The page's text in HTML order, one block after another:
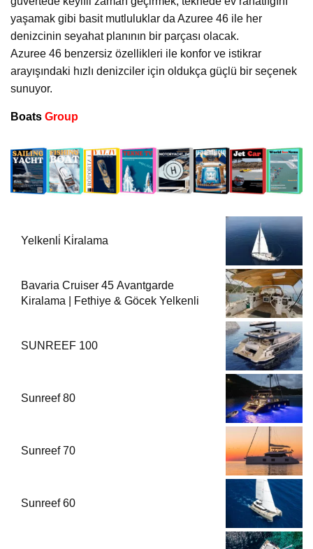
yaşamak gibi basit mutluluklar da Azuree 46 ile her
denizcinin seyahat planının bir parçası olacak.
Azuree 46 benzersiz özellikleri ile konfor ve istikrar
arayışındaki hızlı denizciler için oldukça güçlü bir seçenek
sunuyor.
Boats Group
Yelkenli̇ Ki̇ralama
Bavaria Cruiser 45 Avantgarde
Kiralama | Fethiye & Göcek Yelkenli
SUNREEF 100
Sunreef 80
Sunreef 70
Sunreef 60